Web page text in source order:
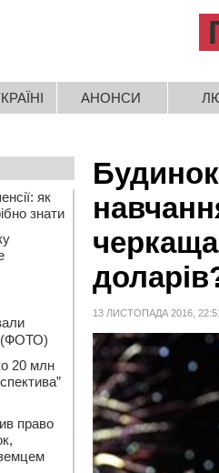
АНОНСИ
13 ЛИСТОПАДА 2016,
як
знати
(ФОТО)
20 млн
право